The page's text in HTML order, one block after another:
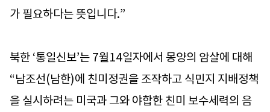
가 필요하다는 뜻입니다.”
북한 ‘통일신보’는 7월14일자에서 몽양의 암살에 대해
“남조선(남한)에 친미정권을 조작하고 식민지 지배정책
을 실시하려는 미국과 그와 야합한 친미 보수세력의 음